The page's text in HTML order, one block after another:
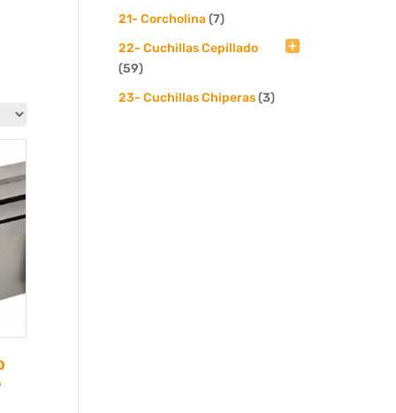
21- Corcholina(7)
22- Cuchillas Cepillado
(59)
23- Cuchillas Chiperas(3)